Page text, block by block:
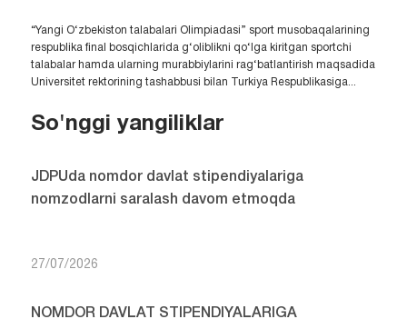
“Yangi O‘zbekiston talabalari Olimpiadasi” sport musobaqalarining
respublika final bosqichlarida g‘oliblikni qo‘lga kiritgan sportchi
talabalar hamda ularning murabbiylarini rag‘batlantirish maqsadida
Universitet rektorining tashabbusi bilan Turkiya Respublikasiga...
So'nggi yangiliklar
JDPUda nomdor davlat stipendiyalariga
nomzodlarni saralash davom etmoqda
27/07/2026
NOMDOR DAVLAT STIPENDIYALARIGA